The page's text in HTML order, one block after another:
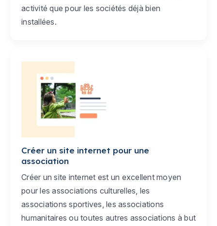
activité que pour les sociétés déjà bien
installées.
Créer un site internet pour une
association
Créer un site internet est un excellent moyen
pour les associations culturelles, les
associations sportives, les associations
humanitaires ou toutes autres associations à but